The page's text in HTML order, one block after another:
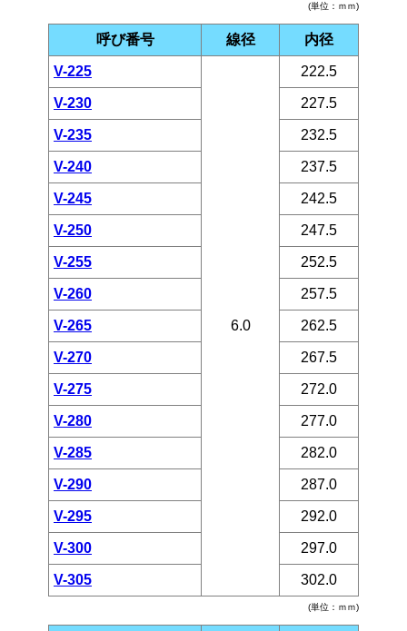
(単位：ｍｍ)
(単位：ｍｍ)
呼び番号 線径 内径
V-225
6.0
222.5
V-230 227.5
V-235 232.5
V-240 237.5
V-245 242.5
V-250 247.5
V-255 252.5
V-260 257.5
V-265 262.5
V-270 267.5
V-275 272.0
V-280 277.0
V-285 282.0
V-290 287.0
V-295 292.0
V-300 297.0
V-305 302.0